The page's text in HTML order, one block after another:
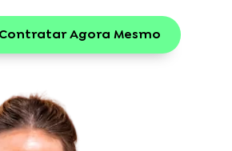
Agora Mesmo